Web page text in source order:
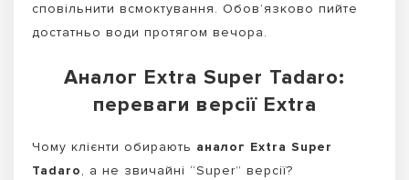
сповільнити всмоктування. Обов’язково пийте
достатньо води протягом вечора.
Аналог Extra Super Tadaro:
переваги версії Extra
Чому клієнти обирають аналог Extra Super
Tadaro, а не звичайні “Super” версії?